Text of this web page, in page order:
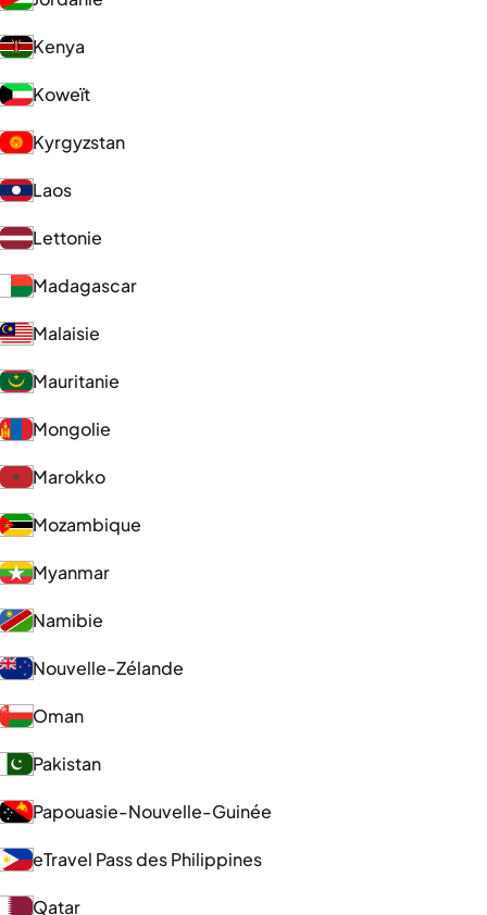
Kenya
Koweït
Kyrgyzstan
Laos
Lettonie
Madagascar
Malaisie
Mauritanie
Mongolie
Marokko
Mozambique
Myanmar
Namibie
Nouvelle-Zélande
Oman
Pakistan
Papouasie-Nouvelle-Guinée
eTravel Pass des Philippines
Qatar